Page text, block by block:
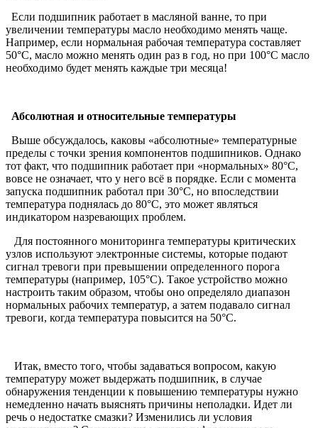
Если подшипник работает в масляной ванне, то при
увеличении температуры масло необходимо менять чаще.
Например, если нормальная рабочая температура составляет
50°C, масло можно менять один раз в год, но при 100°C масло
необходимо будет менять каждые три месяца!
Абсолютная и относительные температуры
Выше обсуждалось, каковы «абсолютные» температурные
пределы с точки зрения компонентов подшипников. Однако
тот факт, что подшипник работает при «нормальных» 80°С,
вовсе не означает, что у него всё в порядке. Если с момента
запуска подшипник работал при 30°C, но впоследствии
температура поднялась до 80°C, это может являться
индикатором назревающих проблем.
Для постоянного мониторинга температуры критических
узлов используют электронные системы, которые подают
сигнал тревоги при превышении определенного порога
температуры (например, 105°C). Такое устройство можно
настроить таким образом, чтобы оно определяло диапазон
нормальных рабочих температур, а затем подавало сигнал
тревоги, когда температура повысится на 50°C.
Итак, вместо того, чтобы задаваться вопросом, какую
температуру может выдержать подшипник, в случае
обнаружения тенденции к повышению температуры нужно
немедленно начать выяснять причины неполадки. Идет ли
речь о недостатке смазки? Изменились ли условия